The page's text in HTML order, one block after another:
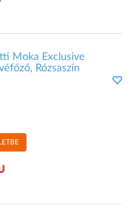
Moka Exclusive
Rózsaszín